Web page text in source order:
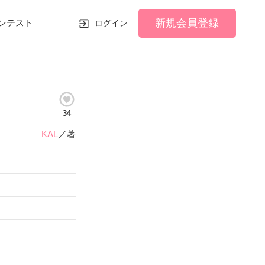
テスト ログイン 新規会員登録
34
KAL ／著